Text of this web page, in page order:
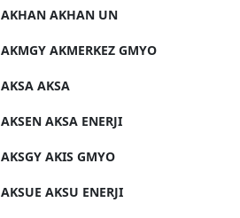
AKHAN AKHAN UN
AKMGY AKMERKEZ GMYO
AKSA AKSA
AKSEN AKSA ENERJI
AKSGY AKIS GMYO
AKSUE AKSU ENERJI